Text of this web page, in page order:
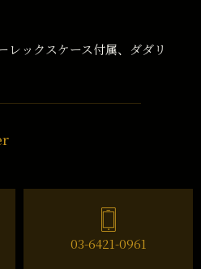
ックスケース付属、ダダリ
03-6421-0961